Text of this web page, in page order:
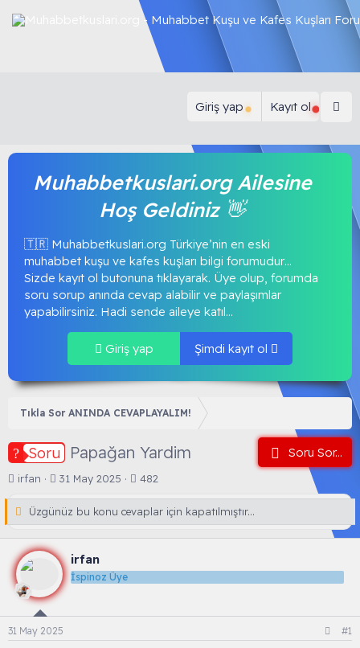
Giriş yap Kayıt ol
Muhabbetkuslari.org Ailesine
Hoş Geldiniz 👋
🇹🇷 Muhabbetkuslari.org Türkiye’nin en eski
muhabbet kuşu ve kafes kuşları bilgi forumudur…
Sizde kayıt ol butonuna tıklayarak. Üye olup, forumda
soru sorup anında cevap alabilir ve paylaşımlar
yapabilirsiniz. Hadi sende aileye katıl...
Giriş yap Şimdi kayıt ol
Tıkla Sor ANINDA CEVAPLAYALIM!
Soru Papağan Yardim Soru Sor...
K
n
u
y
u
b
a
a
irfan
B
ş
a
n
g
ç
r
31 May 2025 482
Üzgünüz bu konu cevaplar için kapatılmıştır...
irfan
İspinoz Üye
31 May 2025 #1